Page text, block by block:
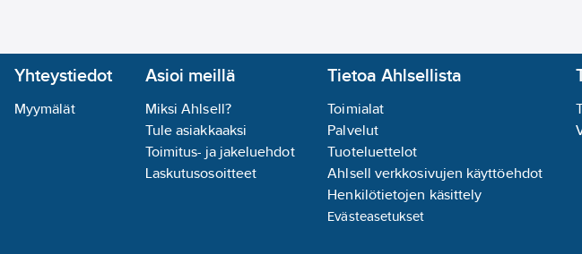
Yhteystiedot
Myymälät
Asioi meillä
Miksi Ahlsell?
Tule asiakkaaksi
Toimitus- ja jakeluehdot
Laskutusosoitteet
Tietoa Ahlsellista
Toimialat
Palvelut
Tuoteluettelot
Ahlsell verkkosivujen käyttöehdot
Henkilötietojen käsittely
Evästeasetukset